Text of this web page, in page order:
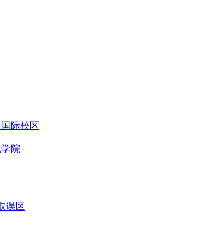
误区